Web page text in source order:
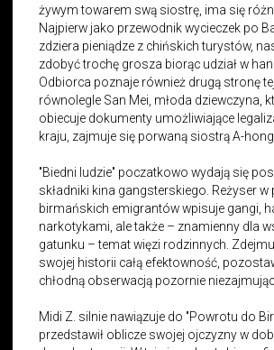
żywym towarem swą siostrę, ima się
Najpierw jako przewodnik wycieczek po
zdziera pieniądze z chińskich turystów,
zdobyć trochę grosza biorąc udział w
Odbiorca poznaje również drugą stronę
równolegle San Mei, młoda dziewczyna,
obiecuje dokumenty umożliwiające
kraju, zajmuje się porwaną siostrą A-
"Biedni ludzie" poczatkowo wydają się
składniki kina gangsterskiego. Reżyser w
birmańskich emigrantów wpisuje gangi,
narkotykami, ale także – znamienny dla
gatunku – temat więzi rodzinnych.
swojej historii całą efektowność,
chłodną obserwacją pozornie
Midi Z. silnie nawiązuje do "Powrotu do
przedstawił oblicze swojej ojczyzny w